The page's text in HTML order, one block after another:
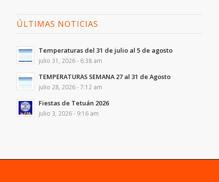
ÚLTIMAS NOTICIAS
Temperaturas del 31 de julio al 5 de agosto
julio 31, 2026 - 6:38 am
TEMPERATURAS SEMANA 27 al 31 de Agosto
julio 28, 2026 - 7:12 am
Fiestas de Tetuán 2026
julio 3, 2026 - 9:16 am